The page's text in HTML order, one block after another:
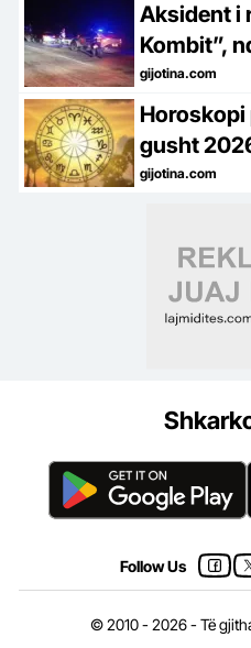
Aksident i
Kombit”,
nga Kosova
gijotina.com
Horoskopi
gusht
gijotina.com
Follow Us
© 2010 - 2026 - Të